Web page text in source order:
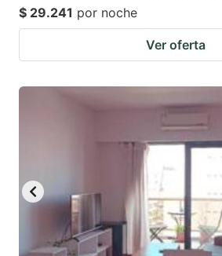
$ 29.241 por noche
Ver oferta